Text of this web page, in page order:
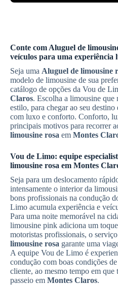
Conte com Aluguel de
veículos para uma experiência
Seja uma Aluguel de limousine
modelo de limousine de sua
catálogo de opções da Vou de
Claros. Escolha a limousine que
estilo, para chegar ao seu destino
com luxo e conforto. Conforto,
principais motivos para recorrer
limousine rosa em Montes
Vou de Limo: equipe
limousine rosa em Montes
Seja para um deslocamento
intensamente o interior da
bons profissionais na condução
Limo acumula experiência e
Para uma noite memorável na
limousine pink adiciona um
motoristas profissionais, o
limousine rosa garante uma
A equipe Vou de Limo é
condução com boas condições
cliente, ao mesmo tempo em que
passeio em Montes Claros.